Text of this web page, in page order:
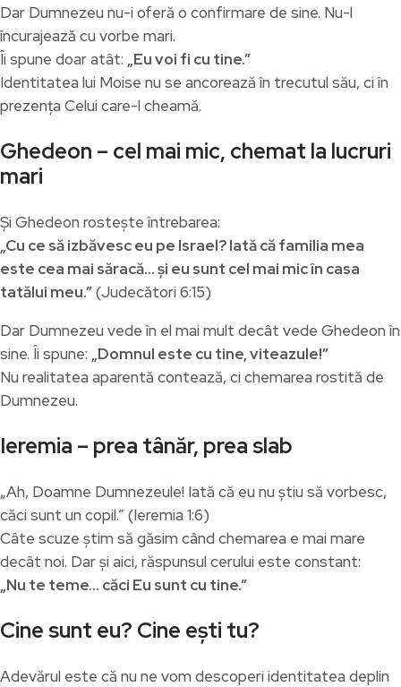
Dar Dumnezeu nu-i oferă o confirmare de sine. Nu-l
încurajează cu vorbe mari.
Îi spune doar atât: „Eu voi fi cu tine.”
Identitatea lui Moise nu se ancorează în trecutul său, ci în
prezența Celui care-l cheamă.
Ghedeon – cel mai mic, chemat la lucruri
mari
Și Ghedeon rostește întrebarea:
„Cu ce să izbăvesc eu pe Israel? Iată că familia mea
este cea mai săracă… și eu sunt cel mai mic în casa
tatălui meu.”(Judecători 6:15)
Dar Dumnezeu vede în el mai mult decât vede Ghedeon în
sine. Îi spune: „Domnul este cu tine, viteazule!”
Nu realitatea aparentă contează, ci chemarea rostită de
Dumnezeu.
Ieremia – prea tânăr, prea slab
„Ah, Doamne Dumnezeule! Iată că eu nu știu să vorbesc,
căci sunt un copil.” (Ieremia 1:6)
Câte scuze știm să găsim când chemarea e mai mare
decât noi. Dar și aici, răspunsul cerului este constant:
„Nu te teme… căci Eu sunt cu tine.”
Cine sunt eu? Cine ești tu?
Adevărul este că nu ne vom descoperi identitatea deplin